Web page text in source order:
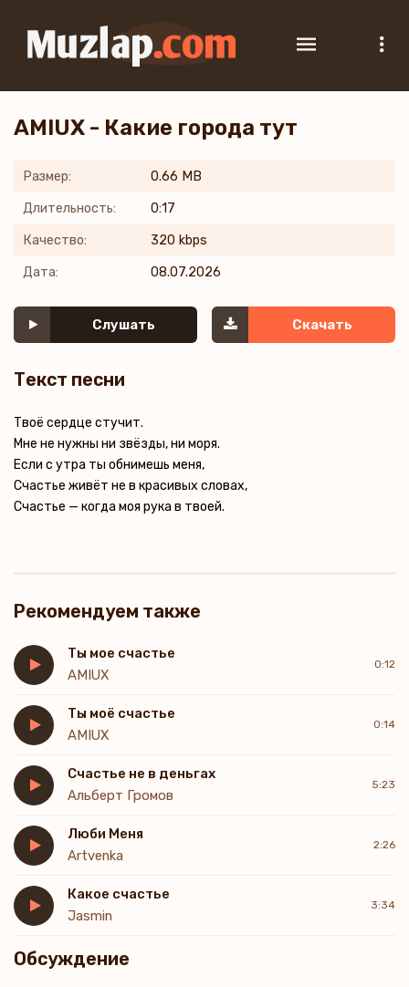
AMIUX - Какие города тут
Размер: 0.66 MB
Длительность: 0:17
Качество: 320 kbps
Дата: 08.07.2026
Слушать Скачать
Текст песни
Твоё сердце стучит.
Мне не нужны ни звёзды, ни моря.
Если с утра ты обнимешь меня,
Счастье живёт не в красивых словах,
Счастье — когда моя рука в твоей.
Рекомендуем также
Ты мое счастье
AMIUX
0:12
Ты моё счастье
AMIUX
0:14
Счастье не в деньгах
Альберт Громов
5:23
Люби Меня
Artvenka
2:26
Какое счастье
Jasmin
3:34
Обсуждение